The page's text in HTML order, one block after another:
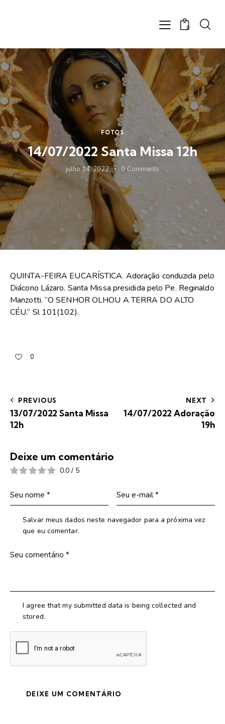
0
FOTOS
14/07/2022 Santa Missa 12h
julho 14, 2022 0 Comments
QUINTA-FEIRA EUCARÍSTICA. Adoração conduzida pelo
Diácono Lázaro. Santa Missa presidida pelo Pe. Reginaldo
Manzotti. “O SENHOR OLHOU A TERRA DO ALTO
CÉU.” Sl 101(102).
0
PREVIOUS
13/07/2022 Santa Missa
12h
NEXT
14/07/2022 Adoração
19h
Deixe um comentário
0.0 / 5
Salvar meus dados neste navegador para a próxima vez
que eu comentar.
I agree that my submitted data is being collected and
stored.